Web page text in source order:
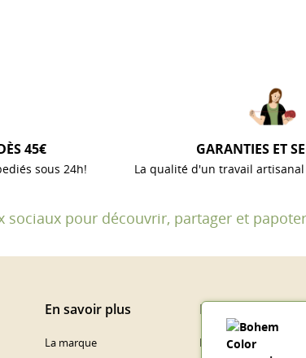
45€
sous 24h!
GARANTIES ET
La qualité d'un travail
sociaux pour découvrir, partager et
En savoir plus
La marque
Espace client
Informations